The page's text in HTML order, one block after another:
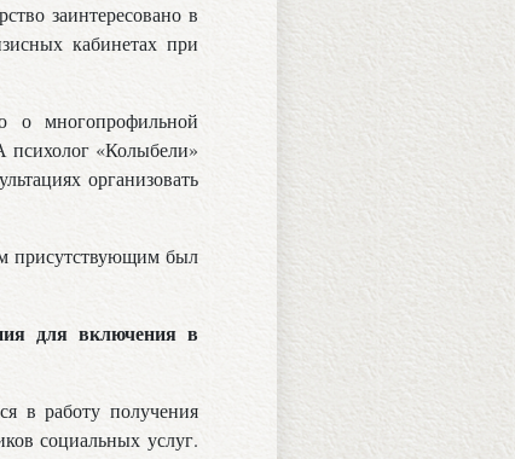
заинтересовано в
кабинетах при
о многопрофильной
психолог «Колыбели»
организовать
присутствующим был
для включения в
в работу получения
социальных услуг.